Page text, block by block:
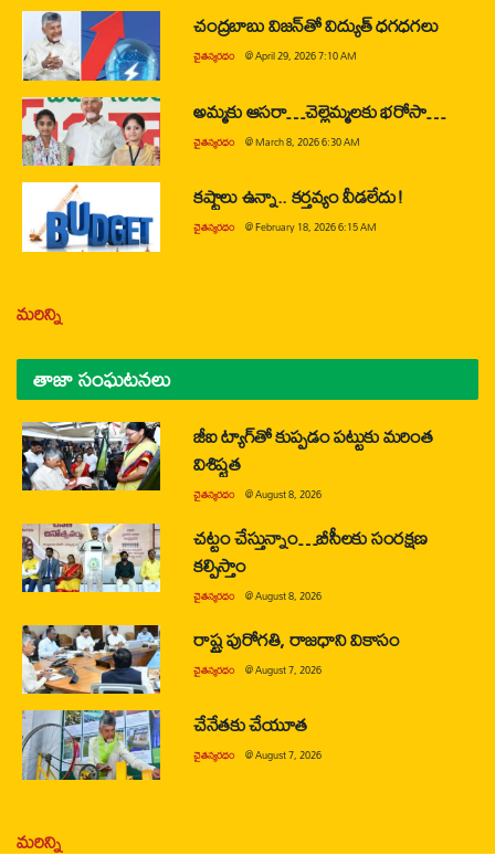
చంద్రబాబు విజన్‌తో విద్యుత్ ధగధగలు
చైతన్యరధం @April 29, 2026 7:10 AM
అమ్మకు ఆసరా…చెల్లెమ్మలకు భరోసా…
చైతన్యరధం @March 8, 2026 6:30 AM
కష్టాలు ఉన్నా.. కర్తవ్యం వీడలేదు!
చైతన్యరధం @February 18, 2026 6:15 AM
మరిన్ని
తాజా సంఘటనలు
జీఐ ట్యాగ్‌తో కుప్పడం పట్టుకు మరింత
విశిష్టత
చైతన్యరధం @August 8, 2026
చట్టం చేస్తున్నాం…బీసీలకు సంరక్షణ
కల్పిస్తాం
చైతన్యరధం @August 8, 2026
రాష్ట్ర పురోగతి, రాజధాని వికాసం
చైతన్యరధం @August 7, 2026
చేనేతకు చేయూత
చైతన్యరధం @August 7, 2026
మరిన్ని